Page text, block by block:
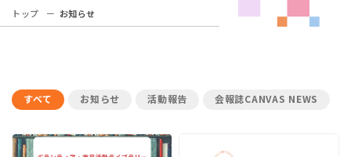
トップ お知らせ
すべて お知らせ 活動報告 会報誌CANVAS NEWS